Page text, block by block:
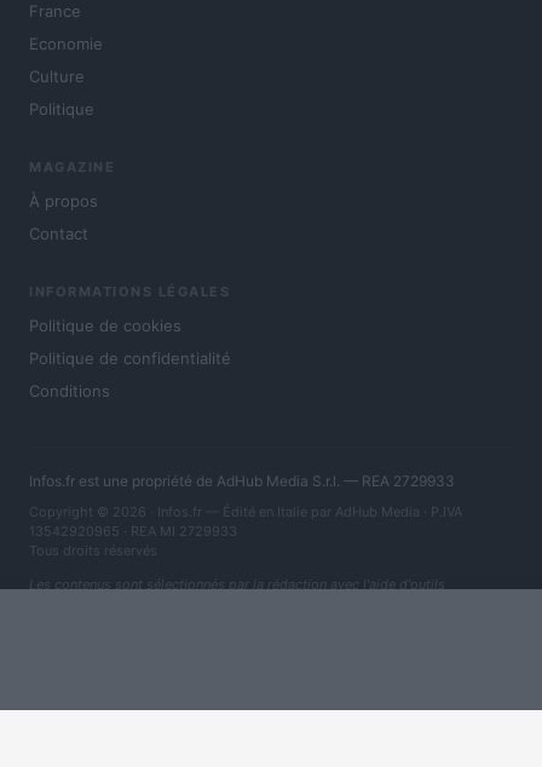
France
Economie
Culture
Politique
MAGAZINE
À propos
Contact
INFORMATIONS LÉGALES
Politique de cookies
Politique de confidentialité
Conditions
Infos.fr est une propriété de AdHub Media S.r.l. — REA 2729933
Copyright © 2026 · Infos.fr — Édité en Italie par AdHub Media · P.IVA
13542920965 · REA MI 2729933
Tous droits réservés
Les contenus sont sélectionnés par la rédaction avec l'aide d'outils